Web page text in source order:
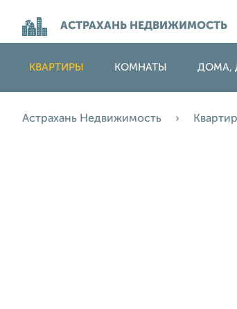
АСТРАХАНЬ НЕДВИЖИМОСТЬ
КВАРТИРЫ КОМНАТЫ ДОМА,
Астрахань Недвижимость